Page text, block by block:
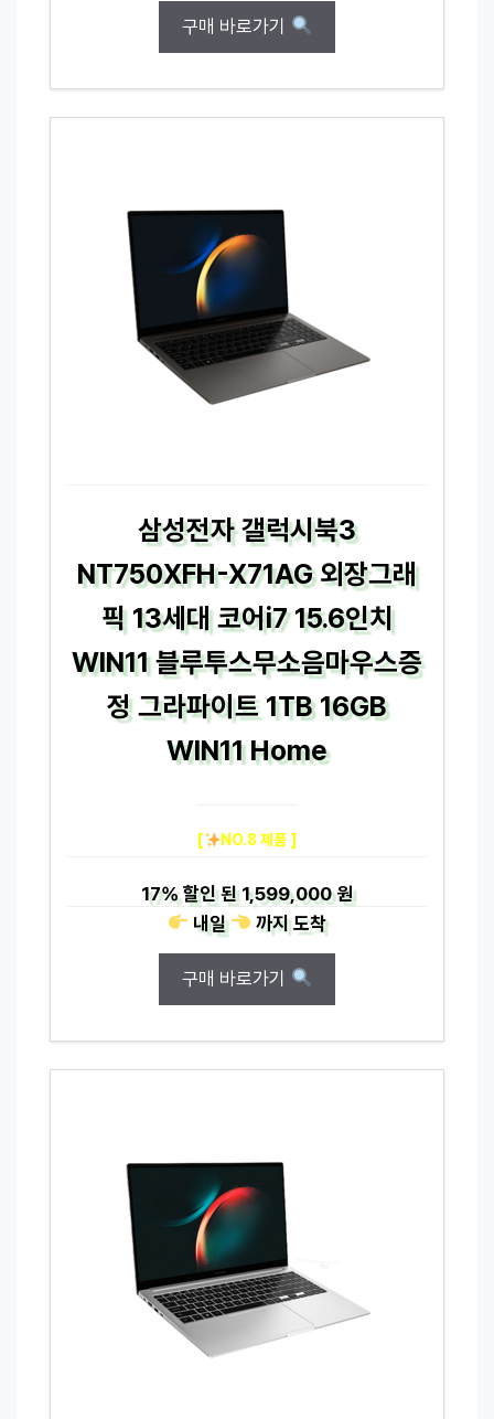
구매 바로가기
삼성전자 갤럭시북3
NT750XFH-X71AG 외장그래
픽 13세대 코어i7 15.6인치
WIN11 블루투스무소음마우스증
정 그라파이트 1TB 16GB
WIN11 Home
[ NO.8 제품 ]
17%할인 된1,599,000 원
내일
까지도착
구매 바로가기